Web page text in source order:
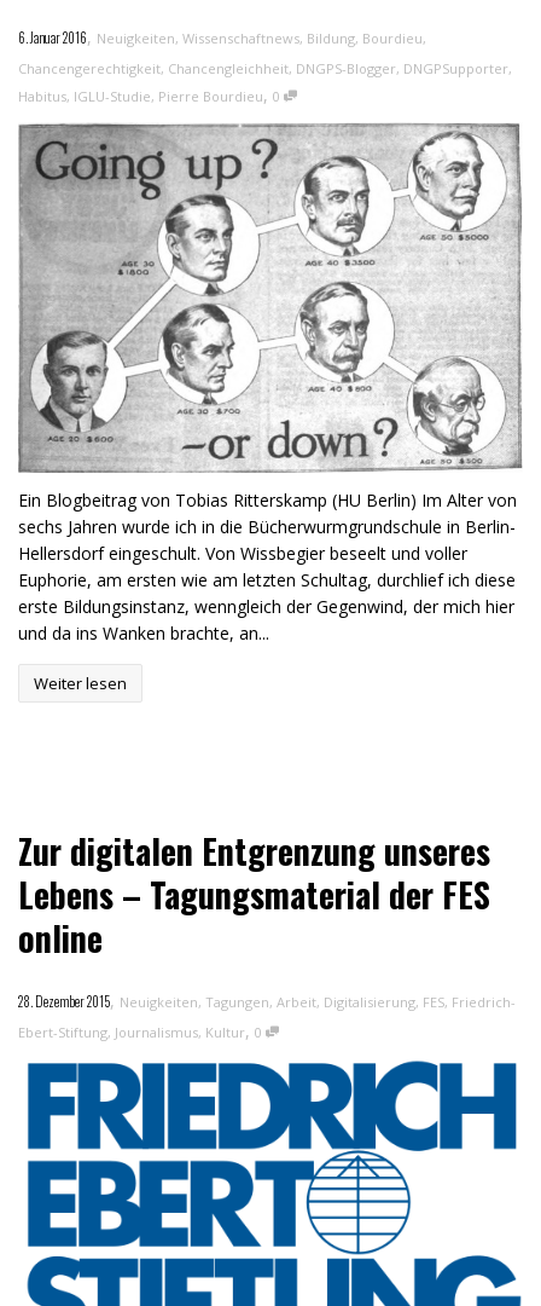
6. Januar 2016, Neuigkeiten, Wissenschaftnews, Bildung, Bourdieu,
Chancengerechtigkeit, Chancengleichheit, DNGPS-Blogger, DNGPSupporter,
Habitus, IGLU-Studie, Pierre Bourdieu, 0
Ein Blogbeitrag von Tobias Ritterskamp (HU Berlin) Im Alter von
sechs Jahren wurde ich in die Bücherwurmgrundschule in Berlin-
Hellersdorf eingeschult. Von Wissbegier beseelt und voller
Euphorie, am ersten wie am letzten Schultag, durchlief ich diese
erste Bildungsinstanz, wenngleich der Gegenwind, der mich hier
und da ins Wanken brachte, an...
Weiter lesen
Zur digitalen Entgrenzung unseres
Lebens – Tagungsmaterial der FES
online
28. Dezember 2015, Neuigkeiten, Tagungen, Arbeit, Digitalisierung, FES, Friedrich-
Ebert-Stiftung, Journalismus, Kultur, 0